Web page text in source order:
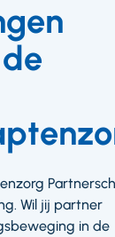
Wil jij partner
in de